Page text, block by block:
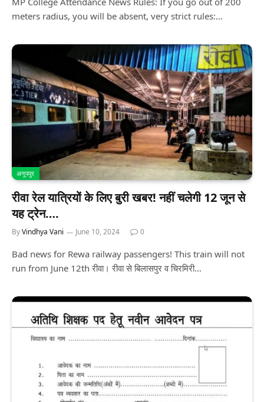
meters radius, you will be absent, very strict rules:…
अनूपपुर
रीवा रेल यात्रियों के लिए बुरी खबर! नहीं चलेगी 12 जून से
यह ट्रेन….
ByVindhya Vani June 10, 2024 0
Bad news for Rewa railway passengers! This train will not
run from June 12th रीवा। रीवा से बिलासपुर व चिरमिरी…